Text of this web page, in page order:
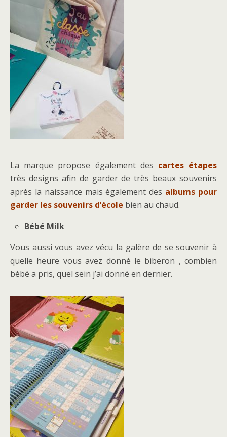
La marque propose également des cartes étapes
très designs afin de garder de très beaux souvenirs
après la naissance mais également des albums pour
garder les souvenirs d’école bien au chaud.
Bébé Milk
Vous aussi vous avez vécu la galère de se souvenir à
quelle heure vous avez donné le biberon , combien
bébé a pris, quel sein j’ai donné en dernier.